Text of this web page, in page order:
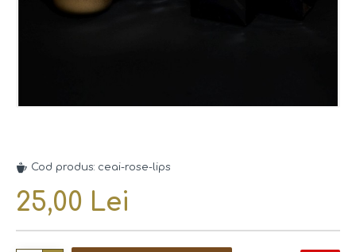
Cod produs: ceai-rose-lips
25,00 Lei